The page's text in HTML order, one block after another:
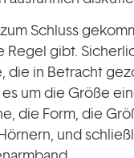
Schluss
Regel gibt.
die in Betracht
um die Größe
die Form, die
und